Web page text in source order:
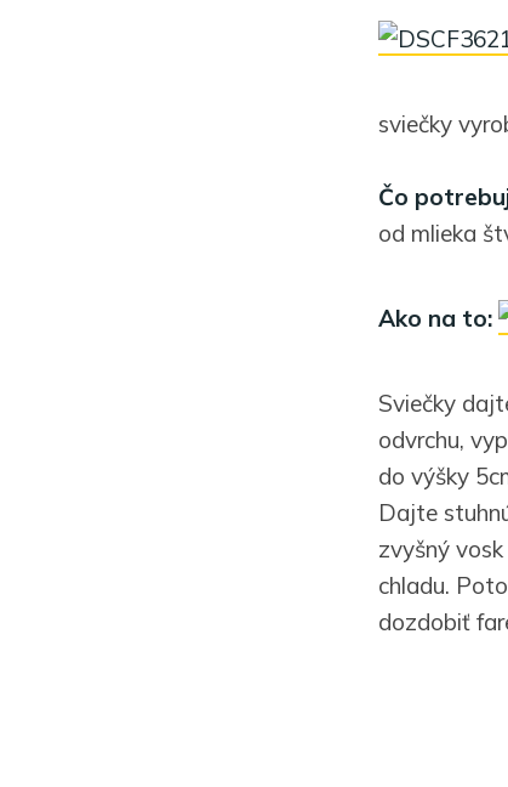
sviečky
Čo
od mlieka
Ako na to:
Sviečky
odvrchu,
do výšky
Dajte
zvyšný
chladu.
dozdobiť